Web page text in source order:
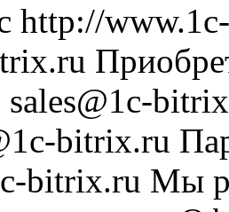
http://
sales@1c-
bitrix.ru
bitrix.ru Мы